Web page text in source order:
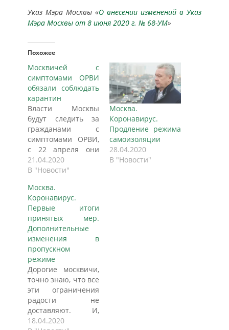
Указ Мэра Москвы «О внесении изменений в Указ
Мэра Москвы от 8 июня 2020 г. № 68-УМ»
Похожее
Москвичей с
симптомами ОРВИ
обязали соблюдать
карантин
Власти Москвы
будут следить за
гражданами с
симптомами ОРВИ,
с 22 апреля они
должны соблюдать
режим
дому. Указ
подписал мэр
столицы Сергей
Собянин, сообщают
РИА "Новости". "В
целях контроля за
соблюдением
режима
самоизоляции
(изоляции) на дому
<…> применять
технологии
электронного
мониторинга
21.04.2020
В "Новости"
Москва.
Коронавирус.
Продление режима
самоизоляции
28.04.2020
В "Новости"
Москва.
Коронавирус.
Первые итоги
принятых мер.
Дополнительные
изменения в
пропускном
режиме
Дорогие москвичи,
точно знаю, что все
эти ограничения
радости не
доставляют. И,
конечно, вы вправе
18.04.2020